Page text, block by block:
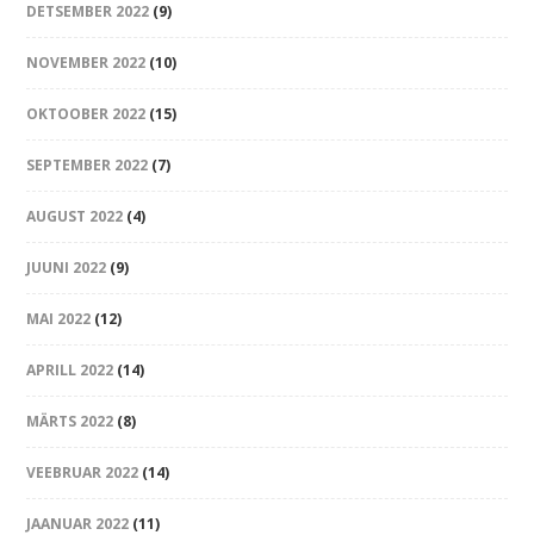
DETSEMBER 2022 (9)
NOVEMBER 2022 (10)
OKTOOBER 2022 (15)
SEPTEMBER 2022 (7)
AUGUST 2022 (4)
JUUNI 2022 (9)
MAI 2022 (12)
APRILL 2022 (14)
MÄRTS 2022 (8)
VEEBRUAR 2022 (14)
JAANUAR 2022 (11)